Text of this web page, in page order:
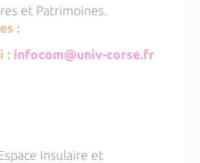
et Patrimoines.
:
: infocom@univ-corse.fr
Insulaire et